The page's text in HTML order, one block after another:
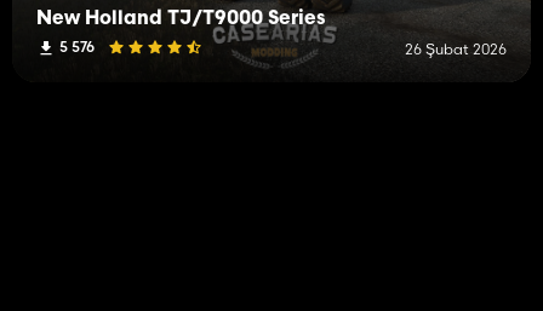
New Holland TJ/T9000 Series
5 576 26 Şubat 2026